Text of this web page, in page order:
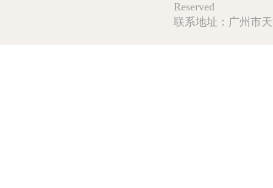
Reserved
联系地址：广州市